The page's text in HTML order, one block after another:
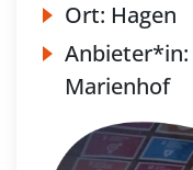
Ort: Hagen
Anbieter*in:
Marienhof